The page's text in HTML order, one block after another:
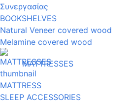
Συνεργασίας
BOOKSHELVES
Natural Veneer covered wood
Melamine covered wood
MATTRESSES
MATTRESS
SLEEP ACCESSORIES